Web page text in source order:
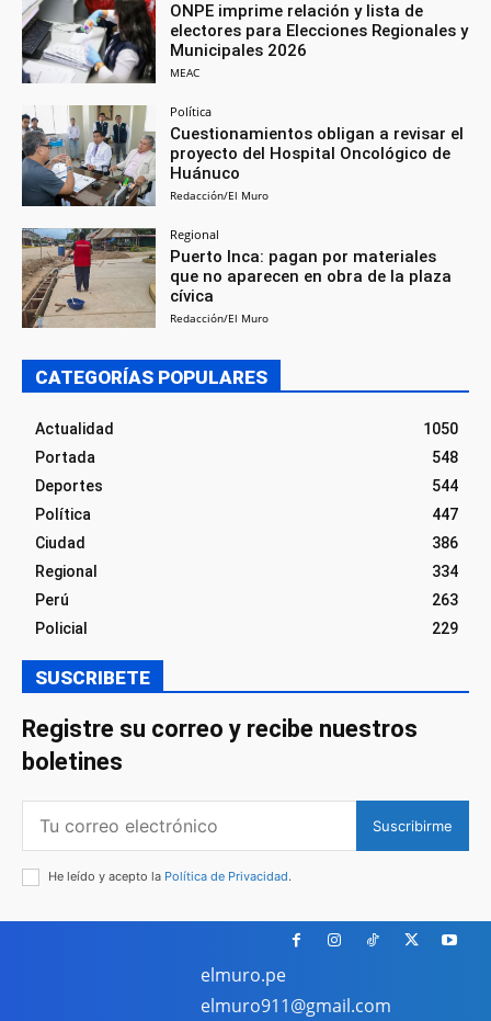
ONPE imprime relación y lista de
electores para Elecciones Regionales y
Municipales 2026
MEAC
Política
Cuestionamientos obligan a revisar el
proyecto del Hospital Oncológico de
Huánuco
Redacción/El Muro
Regional
Puerto Inca: pagan por materiales
que no aparecen en obra de la plaza
cívica
Redacción/El Muro
CATEGORÍAS POPULARES
Actualidad
1050
Portada
548
Deportes
544
Política
447
Ciudad
386
Regional
334
Perú
263
Policial
229
SUSCRIBETE
Registre su correo y recibe nuestros
boletines
Suscribirme
He leído y acepto la Política de Privacidad.
elmuro.pe
elmuro911@gmail.com